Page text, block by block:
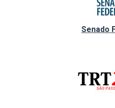
Senado